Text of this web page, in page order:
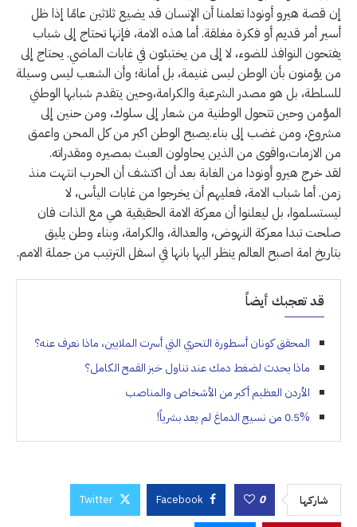
إن قصة هيرو أونودا تعلمنا أن الإنسان قد يضيع ثلاثين عامًا إذا ظل
أسير أمر قديم أو فكرة مغلقة. أما هذه الامة، فإنها تحتاج إلى شباب
يفتحون النوافذ للضوء، لا إلى من يختبئون في غابات الماضي. يحتاج إلى
من يؤمنون بأن الوطن ليس غنيمة، بل أمانة؛ وأن الشعب ليس وسيلة
للسلطة، بل هو مصدر الشرعية والكرامة،وحين يتقدم شبابها الوطني
المؤمن وحين تتحول الوطنية من شعار إلى سلوك، ومن حنين إلى
مشروع، ومن غضب إلى بناء.يصبح الوطن اكبر من كل المحن واعمق
من الازمات،واقوى من الذين يحاولون العبث بمصيره ومقدراته.
لقد خرج هيرو أونودا من الغابة بعد أن اكتشف أن الحرب انتهت منذ
زمن. أما شباب الامة، فعليهم أن يخرجوا من غابات اليأس، لا
ليستسلموا، بل ليعلنوا أن معركة الامة الحقيقية هي مع الذات فان
صلحت تبدا معركة النهوض، والعدالة، والكرامة، وبناء وطن يليق
بتاريخ امة اصبح العالم ينظر اليها بانها في اسفل الترتيب من جملة الامم.
قد تعجبك أيضاً
المحقق كونان أسطورة التحري التي أسرت الملايين، ماذا نعرف عنه؟
ماذا يحدث لضغط دمك عند تناول خبز القمح الكامل؟
الأردن العظيم أكبر من الأشخاص والمناصب
0.5% من نسيج الدماغ لم يعد بشرياً!
شاركها 0
Facebook
Twitter